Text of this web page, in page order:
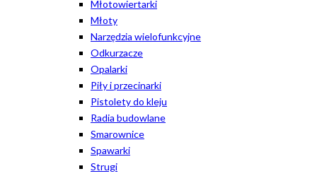
Młotowiertarki
Młoty
Narzędzia wielofunkcyjne
Odkurzacze
Opalarki
Piły i przecinarki
Pistolety do kleju
Radia budowlane
Smarownice
Spawarki
Strugi